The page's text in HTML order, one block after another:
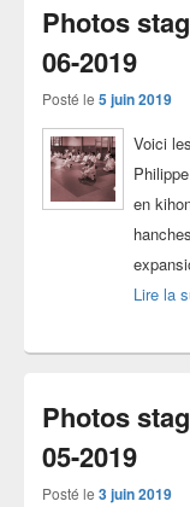
Photos
06-2019
Posté le 5 juin 2019
Voici
en
Lire la
Photos
05-2019
Posté le 3 juin 2019